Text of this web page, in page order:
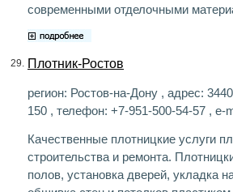
современными отделочными
29. Плотник-Ростов
регион: Ростов-на-Дону , адрес:
150 , телефон: +7-951-500-54-57 , e-
Качественные плотницкие услуги
строительства и ремонта.
полов, установка дверей, укладка